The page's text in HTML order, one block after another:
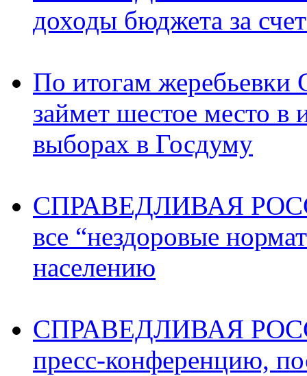
доходы бюджета за
По итогам
займет шестое место в
выборах в Госдуму
СПРАВЕДЛИВАЯ
все “нездоровые
населению
СПРАВЕДЛИВАЯ
пресс-конференцию,